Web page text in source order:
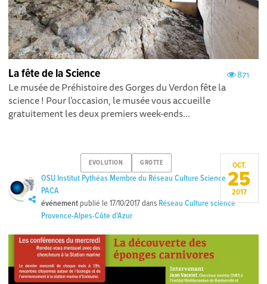
871
La fête de la Science
Le musée de Préhistoire des Gorges du Verdon fête la
science ! Pour l’occasion, le musée vous accueille
gratuitement les deux premiers week-ends...
EVOLUTION GROTTE
OSU Institut Pythéas Membre du Réseau Culture Science
PACA
événement publié le17/10/2017dans Réseau Culture science
Provence-Alpes-Côte d'Azur
OCT.
25
2017